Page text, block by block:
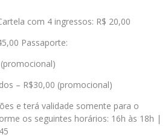
com 4 ingressos: R$ 20,00
Passaporte:
– R$30,00 (promocional)
e terá validade somente para o
os seguintes horários: 16h às 18h |